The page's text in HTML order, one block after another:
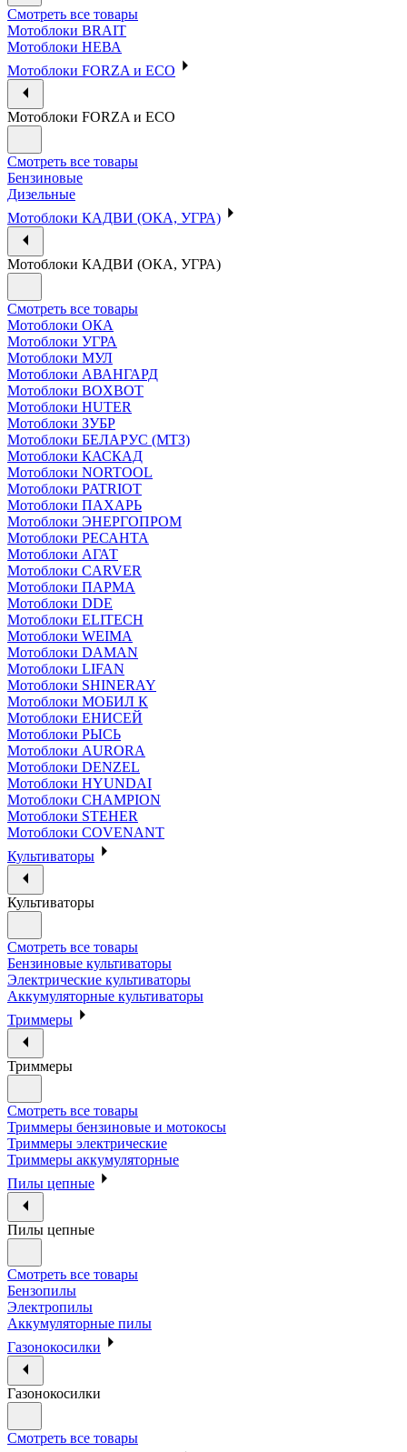
Смотреть все товары
Мотоблоки BRAIT
Мотоблоки НЕВА
Мотоблоки FORZA и ECO
Мотоблоки FORZA и ECO
Смотреть все товары
Бензиновые
Дизельные
Мотоблоки КАДВИ (ОКА, УГРА)
Мотоблоки КАДВИ (ОКА, УГРА)
Смотреть все товары
Мотоблоки ОКА
Мотоблоки УГРА
Мотоблоки МУЛ
Мотоблоки АВАНГАРД
Мотоблоки BOXBOT
Мотоблоки HUTER
Мотоблоки ЗУБР
Мотоблоки БЕЛАРУС (МТЗ)
Мотоблоки КАСКАД
Мотоблоки NORTOOL
Мотоблоки PATRIOT
Мотоблоки ПАХАРЬ
Мотоблоки ЭНЕРГОПРОМ
Мотоблоки РЕСАНТА
Мотоблоки АГАТ
Мотоблоки CARVER
Мотоблоки ПАРМА
Мотоблоки DDE
Мотоблоки ELITECH
Мотоблоки WEIMA
Мотоблоки DAMAN
Мотоблоки LIFAN
Мотоблоки SHINERAY
Мотоблоки МОБИЛ К
Мотоблоки ЕНИСЕЙ
Мотоблоки РЫСЬ
Мотоблоки AURORA
Мотоблоки DENZEL
Мотоблоки HYUNDAI
Мотоблоки CHAMPION
Мотоблоки STEHER
Мотоблоки COVENANT
Культиваторы
Культиваторы
Смотреть все товары
Бензиновые культиваторы
Электрические культиваторы
Аккумуляторные культиваторы
Триммеры
Триммеры
Смотреть все товары
Триммеры бензиновые и мотокосы
Триммеры электрические
Триммеры аккумуляторные
Пилы цепные
Пилы цепные
Смотреть все товары
Бензопилы
Электропилы
Аккумуляторные пилы
Газонокосилки
Газонокосилки
Смотреть все товары